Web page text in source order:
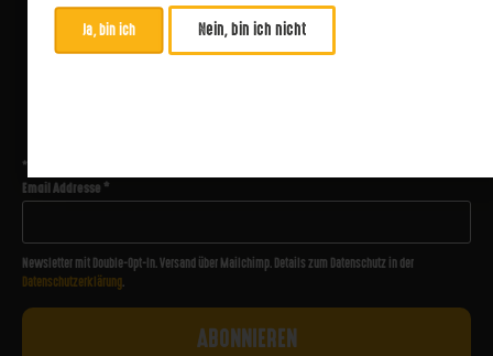
*
Email Addresse*
Newsletter mit Double-Opt-In. Versand über Mailchimp. Details zum Datenschutz in der
Datenschutzerklärung.
Ja, bin ich Nein, bin ich nicht